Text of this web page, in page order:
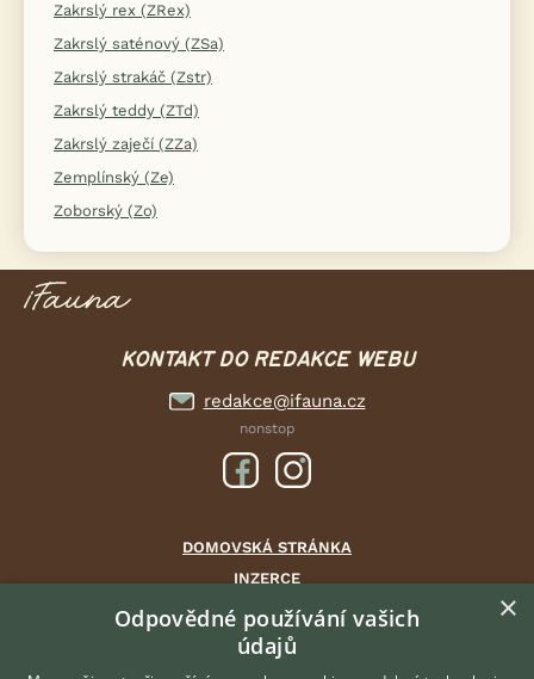
Zakrslý rex (ZRex)
Zakrslý saténový (ZSa)
Zakrslý strakáč (Zstr)
Zakrslý teddy (ZTd)
Zakrslý zaječí (ZZa)
Zemplínský (Ze)
Zoborský (Zo)
KONTAKT DO REDAKCE WEBU
redakce@ifauna.cz
nonstop
DOMOVSKÁ STRÁNKA
INZERCE
DISKUSE
ČLÁNKY
CHOVATELSKÉ STANICE
×
Odpovědné používání vašich
údajů